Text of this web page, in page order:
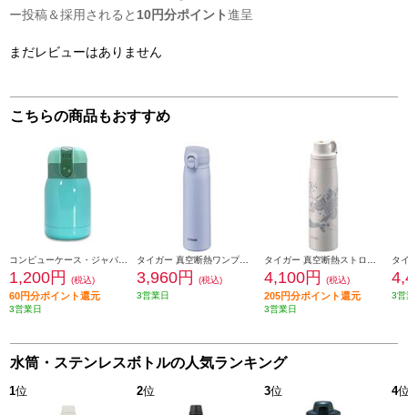
ー投稿＆採用されると 10円分ポイント進呈
まだレビューはありません
こちらの商品もおすすめ
1,200円 (税込)
60円分ポイント還元
3営業日
タイガー 真空断熱ワンプッシュボトル[500ml/ワンプッシュ/保冷保温/セレストブルー] MKR-W050AR
3,960円
(税込)
3営業日
4,100円 (税込)
205円分ポイント還元
3営業日
3営
水筒・ステンレスボトルの人気ランキング
1位 2位 3位 4